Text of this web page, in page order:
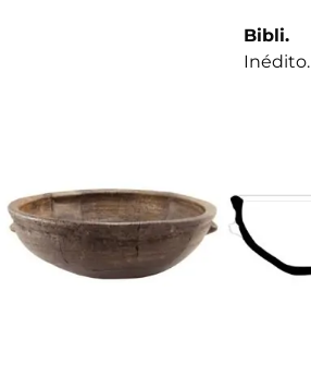
Bibli.
Inédito.